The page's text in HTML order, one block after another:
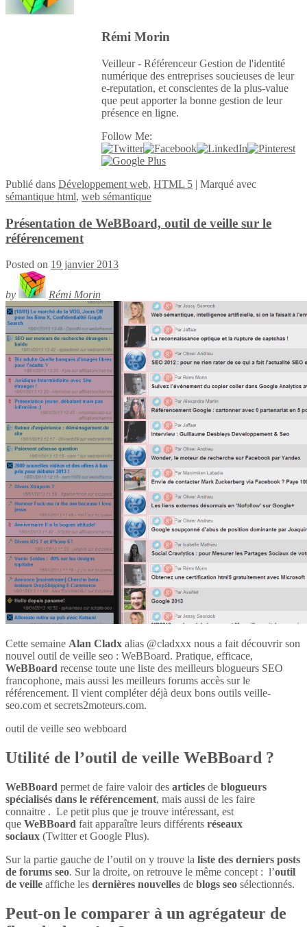
Rémi Morin
Veilleur - Référenceur Gestion de l'identité
numérique des entreprises soucieuses de leur
e-reputation, et conscientes de la plus-value
que peut apporter la bonne gestion de leur
présence en ligne.
Follow Me:
Publié dans Développement web, HTML 5 | Marqué avec
sémantique html, web sémantique
Présentation de WeBBoard, outil de veille sur le
référencement
Posted on 19 janvier 2013
by Rémi Morin
Cette semaine Alan Cladx alias @cladxxx nous a fait découvrir son
nouvel outil de veille seo : WeBBoard. Pratique, efficace,
WeBBoard recense toute une liste des meilleurs blogueurs SEO
francophone, mais aussi les meilleurs forums accès sur le
référencement. Il vient compléter déjà deux bons outils veille-
seo.com et secrets2moteurs.com.
outil de veille seo webboard
Utilité de l’outil de veille WeBBoard ?
WeBBoard permet de faire valoir des articles de blogueurs
spécialisés dans le référencement, mais aussi de les faire
connaitre . Le petit plus que je trouve intéressant, est
que WeBBoard fait apparaître leurs différents réseaux
sociaux (Twitter et Google Plus).
Sur la partie gauche de l’outil on y trouve la liste des derniers posts
de forums seo. Sur la droite, on retrouve le même concept : l’outil
de veille affiche les dernières nouvelles de blogs seo sélectionnés.
Peut-on le comparer à un agrégateur de